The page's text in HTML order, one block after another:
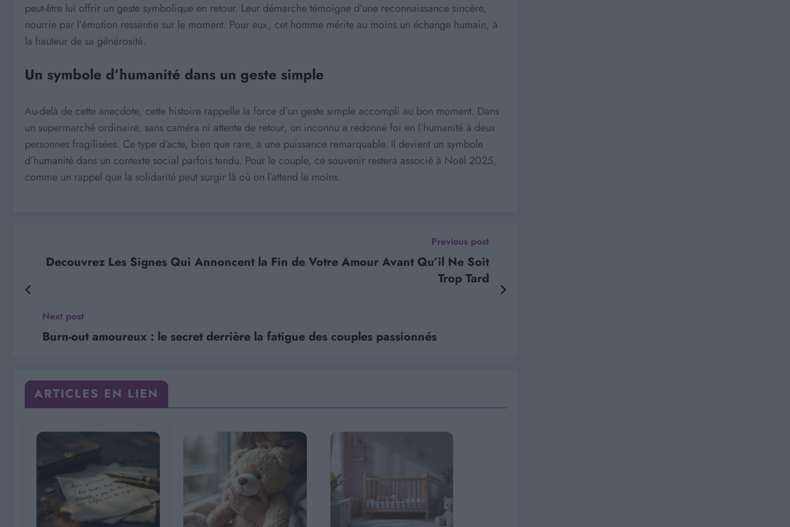
peut-être lui offrir un geste symbolique en retour. Leur démarche témoigne d’une reconnaissance sincère,
nourrie par l’émotion ressentie sur le moment. Pour eux, cet homme mérite au moins un échange humain, à
la hauteur de sa générosité.
Un symbole d’humanité dans un geste simple
Au-delà de cette anecdote, cette histoire rappelle la force d’un geste simple accompli au bon moment. Dans
un supermarché ordinaire, sans caméra ni attente de retour, un inconnu a redonné foi en l’humanité à deux
personnes fragilisées. Ce type d’acte, bien que rare, a une puissance remarquable. Il devient un symbole
d’humanité dans un contexte social parfois tendu. Pour le couple, ce souvenir restera associé à Noël 2025,
comme un rappel que la solidarité peut surgir là où on l’attend le moins.
Previous post
Decouvrez Les Signes Qui Annoncent la Fin de Votre Amour Avant Qu’il Ne Soit
Trop Tard
Next post
Burn-out amoureux : le secret derrière la fatigue des couples passionnés
ARTICLES EN LIEN